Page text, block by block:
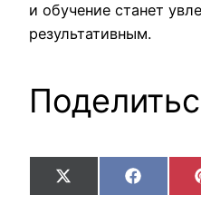
и обучение станет
результативным.
Share
on
X
(Twitter)
Share
on